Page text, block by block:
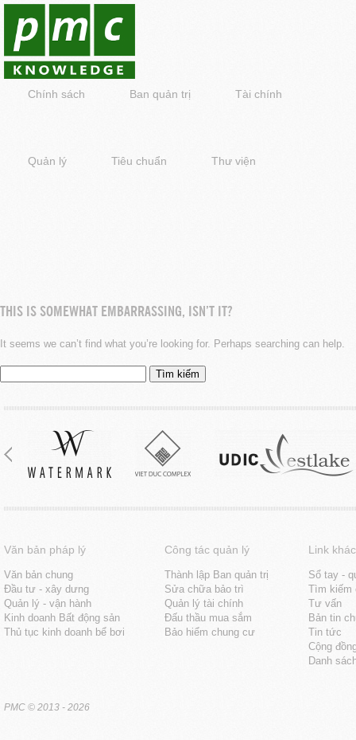
Chính sách Ban quản trị Tài chính
Quản lý Tiêu chuẩn Thư viện
THIS IS SOMEWHAT EMBARRASSING, ISN’T IT?
It seems we can’t find what you’re looking for. Perhaps searching can help.
kiếm
Văn bản pháp lý
Văn bản chung
Đầu tư - xây dưng
Quản lý - vận hành
Kinh doanh Bất động sản
Thủ tục kinh doanh bể bơi
Công tác quản lý
Thành lập Ban quản trị
Sửa chữa bảo trì
Quản lý tài chính
Đấu thầu mua sắm
Bảo hiểm chung cư
Link khác
Sổ tay -
Tìm kiếm
Tư vấn
Bản tin
Tin tức
Cộng
Danh
PMC © 2013 - 2026